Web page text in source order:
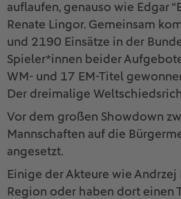
auflaufen, genauso wie Edgar
Renate Lingor. Gemeinsam
und 2190 Einsätze in der
Spieler*innen beider
WM- und 17 EM-Titel
Der dreimalige
Vor dem großen Showdown
Mannschaften auf die
angesetzt.
Einige der Akteure wie
Region oder haben dort einen